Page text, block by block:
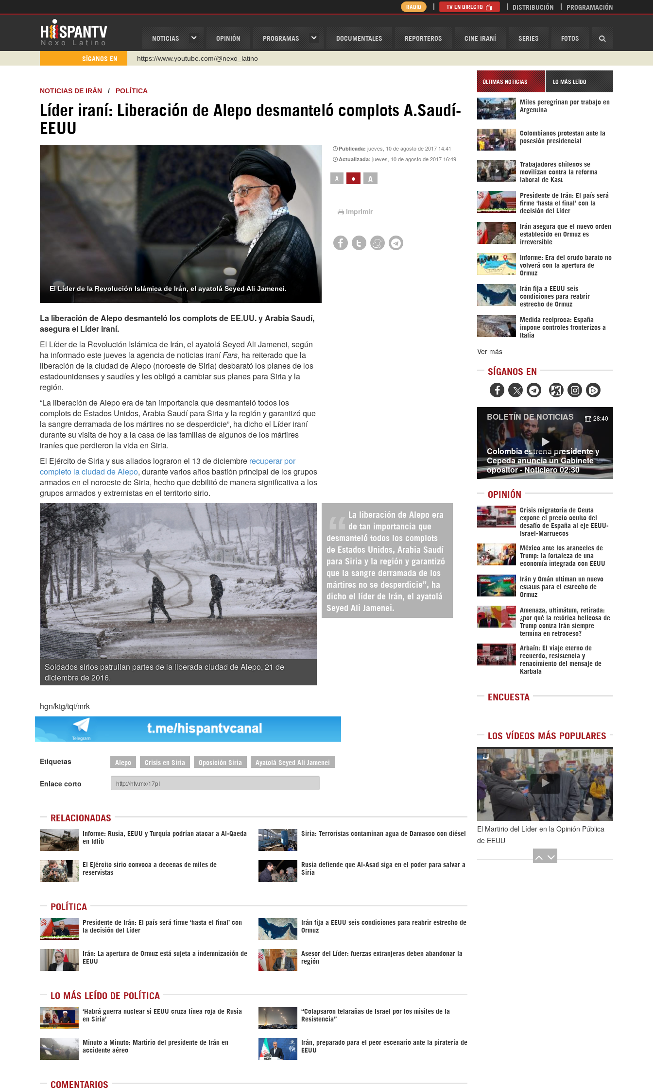
NOTICIAS OPINIÓN PROGRAMAS DOCUMENTALES REPORTEROS CINE IRANÍ SERIES FOTOS
RADIO TV EN DIRECTO DISTRIBUCIÓN PROGRAMACIÓN
SÍGANOS EN
https://www.youtube.com/@nexo_latino
WhatsApp y Viber: +98 921 79 29 404
https://www.facebook.com/Nexolatino.Canal
NOTICIAS DE IRÁN / POLÍTICA
Líder iraní: Liberación de Alepo desmanteló complots A.Saudí-
EEUU
El Líder de la Revolución Islámica de Irán, el ayatolá Seyed Ali Jamenei.
Publicada:jueves, 10 de agosto de 2017 14:41
Actualizada:jueves, 10 de agosto de 2017 16:49
A • A
Imprimir
La liberación de Alepo desmanteló los complots de EE.UU. y Arabia Saudí,
asegura el Líder iraní.
El Líder de la Revolución Islámica de Irán, el ayatolá Seyed Ali Jamenei, según
ha informado este jueves la agencia de noticias iraníFars, ha reiterado que la
liberación de la ciudad de Alepo (noroeste de Siria) desbarató los planes de los
estadounidenses y saudíes y les obligó a cambiar sus planes para Siria y la
región.
“La liberación de Alepo era de tan importancia que desmanteló todos los
complots de Estados Unidos, Arabia Saudí para Siria y la región y garantizó que
la sangre derramada de los mártires no se desperdicie”, ha dicho el Líder iraní
durante su visita de hoy a la casa de las familias de algunos de los mártires
iraníes que perdieron la vida en Siria.
El Ejército de Siria y sus aliados lograron el 13 de diciembre recuperar por
completo la ciudad de Alepo, durante varios años bastión principal de los grupos
armados en el noroeste de Siria, hecho que debilitó de manera significativa a los
grupos armados y extremistas en el territorio sirio.
La liberación de Alepo era
de tan importancia que
desmanteló todos los complots
de Estados Unidos, Arabia Saudí
para Siria y la región y garantizó
que la sangre derramada de los
mártires no se desperdicie”, ha
dicho el líder de Irán, el ayatolá
Seyed Ali Jamenei.
Soldados sirios patrullan partes de la liberada ciudad de Alepo, 21 de
diciembre de 2016.
hgn/ktg/tqi/mrk
Etiquetas Alepo Crisis en Siria Oposición Siria Ayatolá Seyed Ali Jamenei
Enlace corto
RELACIONADAS
Informe: Rusia, EEUU y Turquía podrían atacar a Al-Qaeda
en Idlib
Siria: Terroristas contaminan agua de Damasco con diésel
El Ejército sirio convoca a decenas de miles de
reservistas
Rusia defiende que Al-Asad siga en el poder para salvar a
Siria
POLÍTICA
Presidente de Irán: El país será firme ‘hasta el final’ con
la decisión del Líder
Irán fija a EEUU seis condiciones para reabrir estrecho de
Ormuz
Irán: La apertura de Ormuz está sujeta a indemnización de
EEUU
Asesor del Líder: fuerzas extranjeras deben abandonar la
región
LO MÁS LEÍDO DE POLÍTICA
‎‘Habrá guerra nuclear si EEUU cruza línea roja de Rusia
en Siria’‎
“Colapsaron telarañas de Israel por los misiles de la
Resistencia”
Minuto a Minuto: Martirio del presidente de Irán en
accidente aéreo
Irán, preparado para el peor escenario ante la piratería de
EEUU
COMENTARIOS
ÚLTIMAS NOTICIAS LO MÁS LEÍDO
Miles peregrinan por trabajo en
Argentina
Colombianos protestan ante la
posesión presidencial
Trabajadores chilenos se
movilizan contra la reforma
laboral de Kast
Presidente de Irán: El país será
firme ‘hasta el final’ con la
decisión del Líder
Irán asegura que el nuevo orden
establecido en Ormuz es
irreversible
Informe: Era del crudo barato no
volverá con la apertura de
Ormuz
Irán fija a EEUU seis
condiciones para reabrir
estrecho de Ormuz
Medida recíproca: España
impone controles fronterizos a
Italia
Ver más
SÍGANOS EN
  
Colombia estrena presidente y
Cepeda anuncia un Gabinete
opositor - Noticiero 02:30
BOLETÍN DE NOTICIAS 28:40
OPINIÓN
Crisis migratoria de Ceuta
expone el precio oculto del
desafío de España al eje EEUU-
Israel-Marruecos
México ante los aranceles de
Trump: la fortaleza de una
economía integrada con EEUU
Irán y Omán ultiman un nuevo
estatus para el estrecho de
Ormuz
Amenaza, ultimátum, retirada:
¿por qué la retórica belicosa de
Trump contra Irán siempre
termina en retroceso?
Arbaín: El viaje eterno de
recuerdo, resistencia y
renacimiento del mensaje de
Karbala
ENCUESTA
LOS VÍDEOS MÁS POPULARES
1de5
El Martirio del Líder en la Opinión Pública
de EEUU